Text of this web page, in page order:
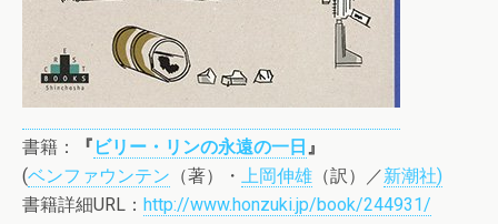
書籍： 『 ビリー・リンの永遠の一日』
(ベンファウンテン （著）・ 上岡伸雄 （訳）／新潮社)
書籍詳細URL： http://www.honzuki.jp/book/244931/